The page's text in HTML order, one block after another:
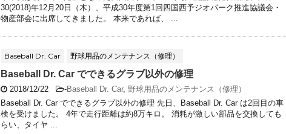
30(2018)年12月20日（木）、平成30年度第1回四国西予ジオパーク推進協議会・
物産部会に出席してきました。 本来であれば、 ...
Baseball Dr. Car 野球用品のメンテナンス（修理）
Baseball Dr. Car でできるグラブ以外の修理
2018/12/22 -Baseball Dr. Car, 野球用品のメンテナンス（修理）
Baseball Dr. Car でできるグラブ以外の修理 先日、Baseball Dr. Car は2回目の車
検を受けました。 4年で走行距離は約8万キロ。 消耗が激しい部品を交換しても
らい、タイヤ ...